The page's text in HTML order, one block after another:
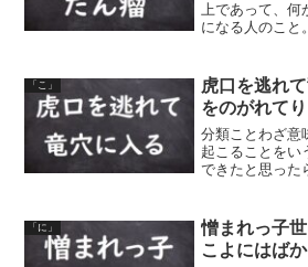
上であって、
になる人のこと
上」は、目上の
「こ」
虎口を逃れ
をのがれて
分類ことわざ意
起こることをい
できたと思った
れそうになると
「に」
憎まれっ子
こよにはばか